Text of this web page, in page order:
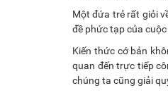
Một đứa trẻ rất giỏi
đề phức tạp của
Kiến thức cớ bản
quan đến trực tiếp
chúng ta cũng giải